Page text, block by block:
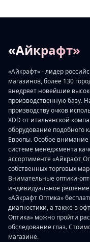
«Айкрафт»
«Айкрафт» - лидер
магазинов, более 130
внедряет новейшие
производственную базу.
производству очков
XDD от итальянской
оборудование подобного
Европы. Особое внимание
системе менеджмента
ассортименте «Айкрафт
собственных торговых
Внимательные оптики-
индивидуальное решение
«Айкрафт Оптика»
диагностики, а также в
Оптика» можно пройти
обследование глаз.
магазине.